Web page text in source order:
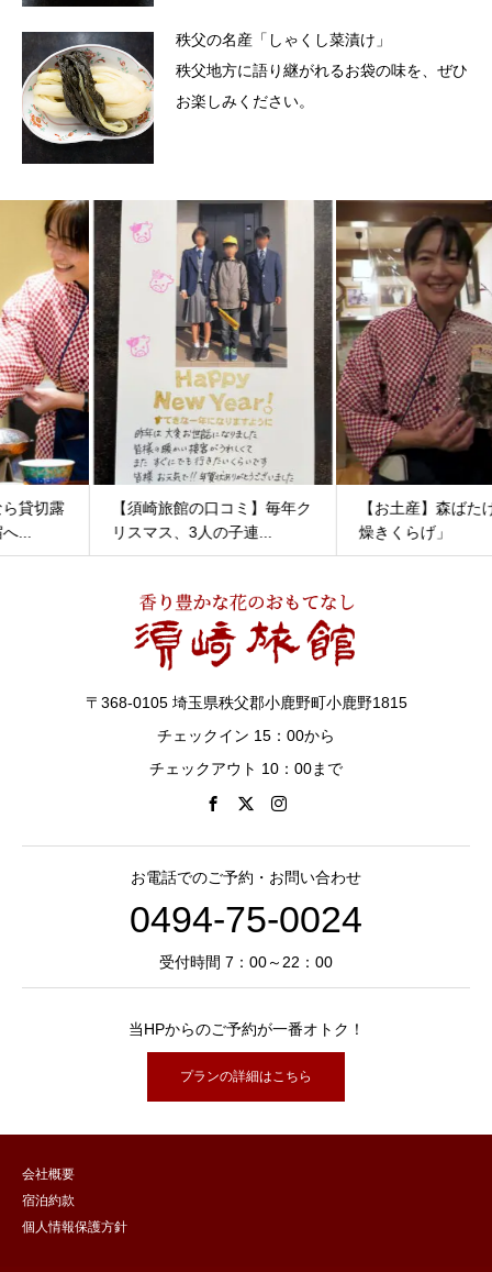
秩父の名産「しゃくし菜漬け」
秩父地方に語り継がれるお袋の味を、ぜひ
お楽しみください。
【須崎旅館の口コミ】毎年ク
リスマス、3人の子連...
【お土産】森ばたけ農園「乾
燥きくらげ」
〒368-0105 埼玉県秩父郡小鹿野町小鹿野1815
チェックイン 15：00から
チェックアウト 10：00まで
お電話でのご予約・お問い合わせ
0494-75-0024
受付時間 7：00～22：00
当HPからのご予約が一番オトク！
プランの詳細はこちら
会社概要
宿泊約款
個人情報保護方針